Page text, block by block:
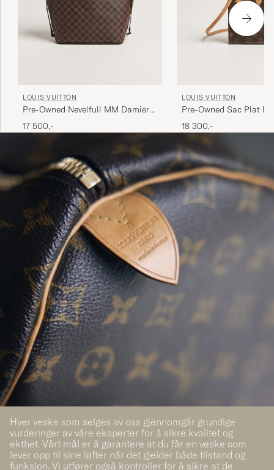
LOUIS VUITTON
Pre-Owned Nevelfull MM Damier
Ebene
17 500,-
LOUIS VUITTON
Pre-Owned Sac Plat
Bandouliére Monogram
18 300,-
Hver veske som selges av oss gjennomgår grundige
vurderinger av våre eksperter for å sikre kvalitet og
ekthet. Vårt mål er å garantere at du får en veske som
lever opp til sine løfter når det gjelder både tilstand og
funksjon. Vi utfører også kontroller for å sikre at de